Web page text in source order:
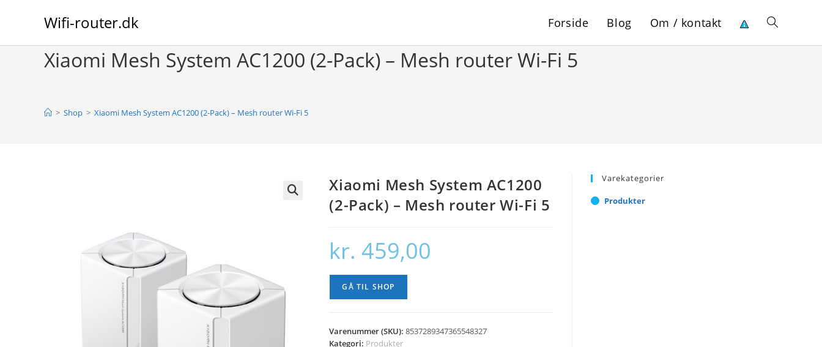
Wifi-router.dk Forside Blog Om / kontakt Toggle
Xiaomi Mesh System AC1200 (2-Pack) – Mesh router Wi-Fi 5
> Shop > Xiaomi Mesh System AC1200 (2-Pack) – Mesh router Wi-Fi 5
Xiaomi Mesh System AC1200
(2-Pack) – Mesh router Wi-Fi 5
kr. 459,00
GÅ TIL SHOP
Varenummer (SKU):8537289347365548327
Kategori: Produkter
Varekategorier
Produkter